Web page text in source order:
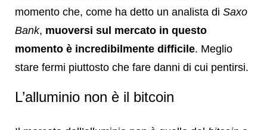
momento che, come ha detto un analista di Saxo
Bank, muoversi sul mercato in questo
momento è incredibilmente difficile. Meglio
stare fermi piuttosto che fare danni di cui pentirsi.
L’alluminio non è il bitcoin